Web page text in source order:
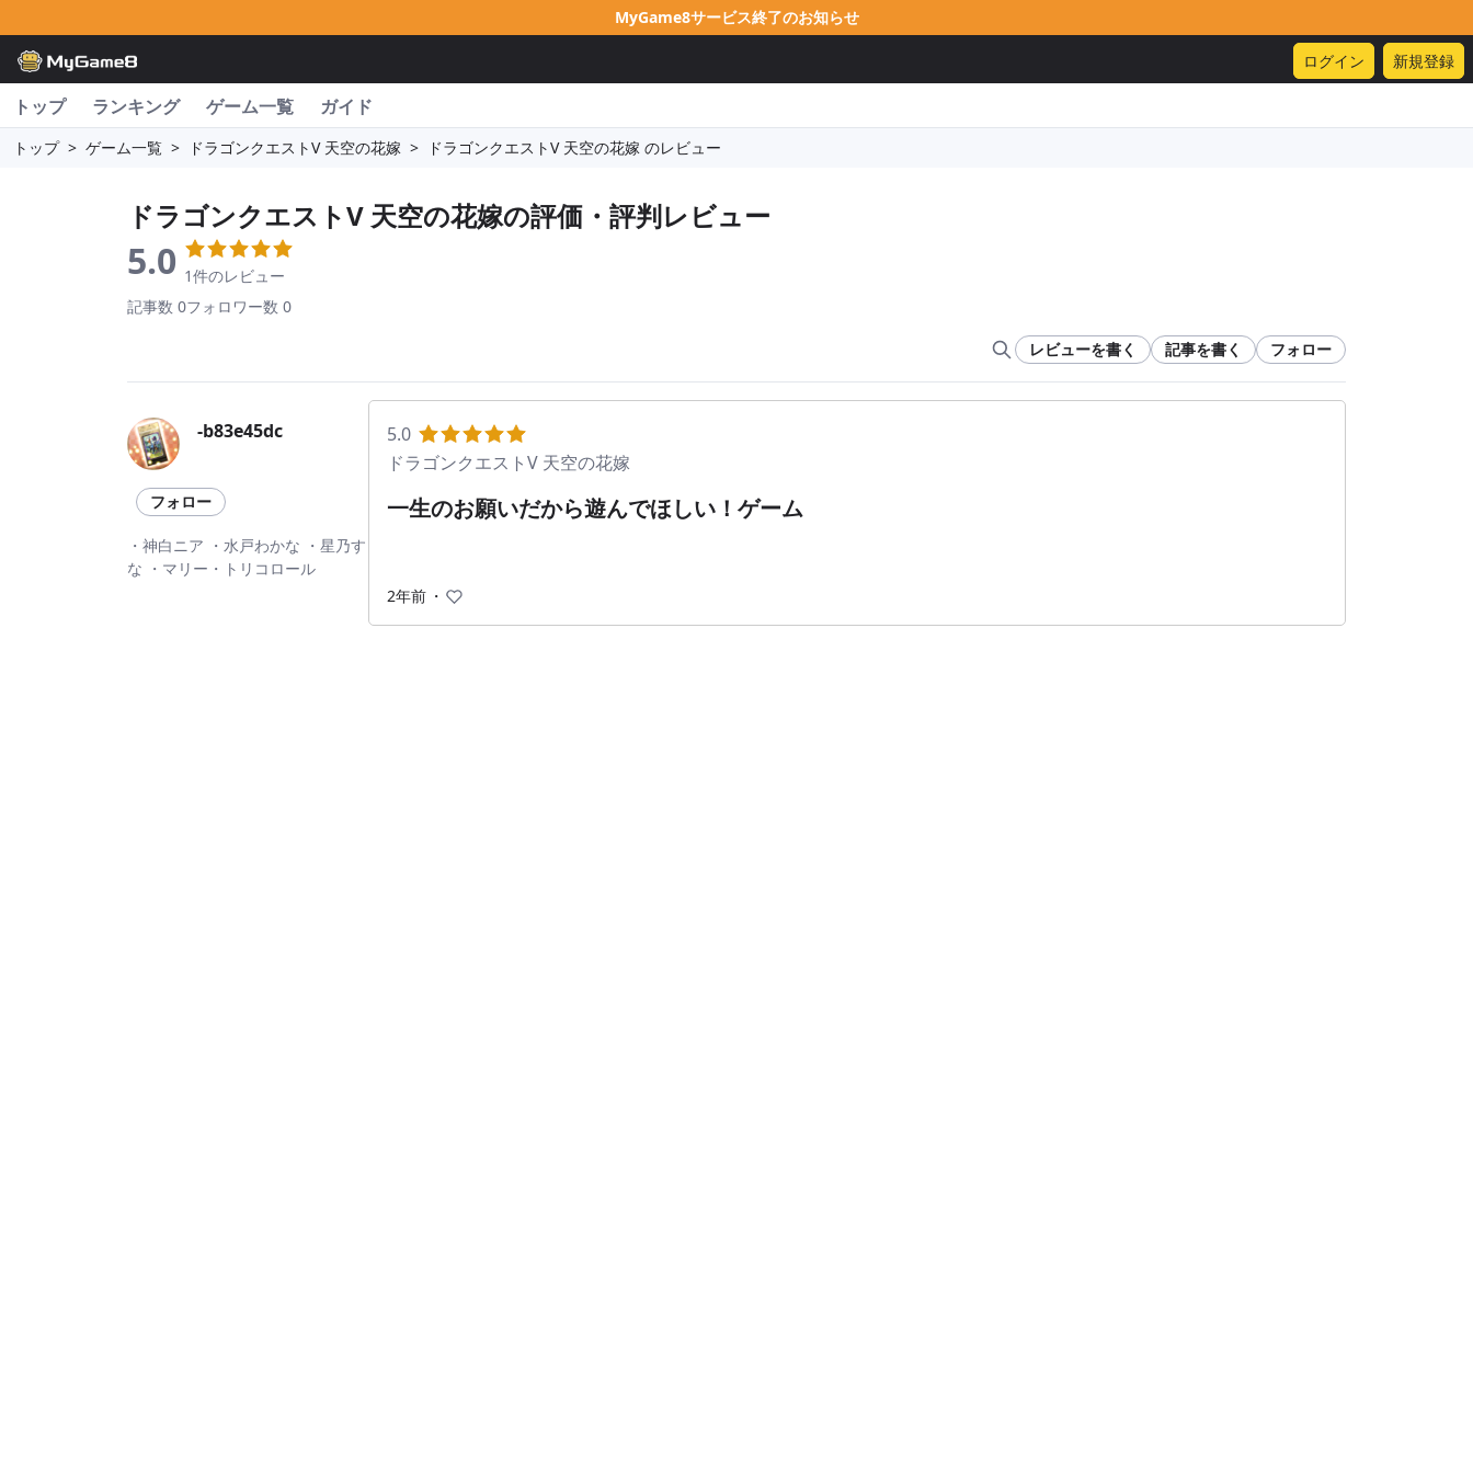
MyGame8サービス終了のお知らせ
ログイン 新規登録
トップ ランキング ゲーム一覧 ガイド
トップ > ゲーム一覧 > ドラゴンクエストV 天空の花嫁 > ドラゴンクエストV 天空の花嫁 のレビュー
ドラゴンクエストV 天空の花嫁の評価・評判レビュー
5.0 1件のレビュー
記事数 0フォロワー数 0
レビューを書く 記事を書く フォロー
5.0
ドラゴンクエストV 天空の花嫁
一生のお願いだから遊んでほしい！ゲーム
2年前 ・
-b83e45dc
フォロー
・神白ニア ・水戸わかな ・星乃す
な ・マリー・トリコロール